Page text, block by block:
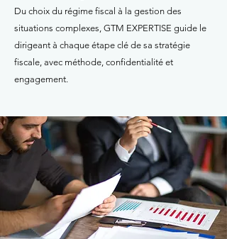
Du choix du régime fiscal à la gestion des
situations complexes, GTM EXPERTISE guide le
dirigeant à chaque étape clé de sa stratégie
fiscale, avec méthode, confidentialité et
engagement.